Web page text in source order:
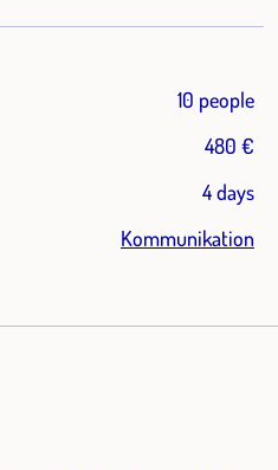
10 people
480 €
4 days
Kommunikation